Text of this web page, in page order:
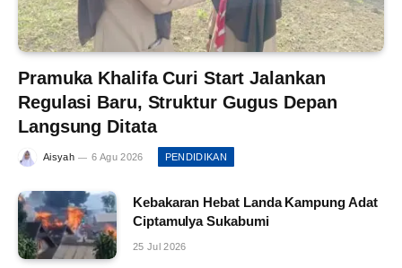
Pramuka Khalifa Curi Start Jalankan
Regulasi Baru, Struktur Gugus Depan
Langsung Ditata
Aisyah 6 Agu 2026 PENDIDIKAN
Kebakaran Hebat Landa Kampung Adat
Ciptamulya Sukabumi
25 Jul 2026